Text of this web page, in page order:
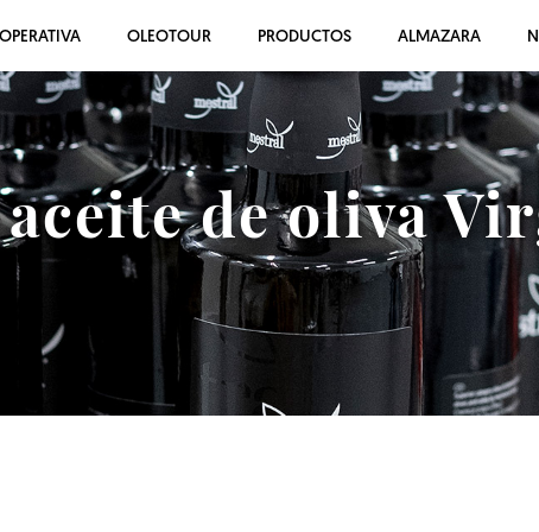
OLEOTOUR PRODUCTOS ALMAZARA
de oliva